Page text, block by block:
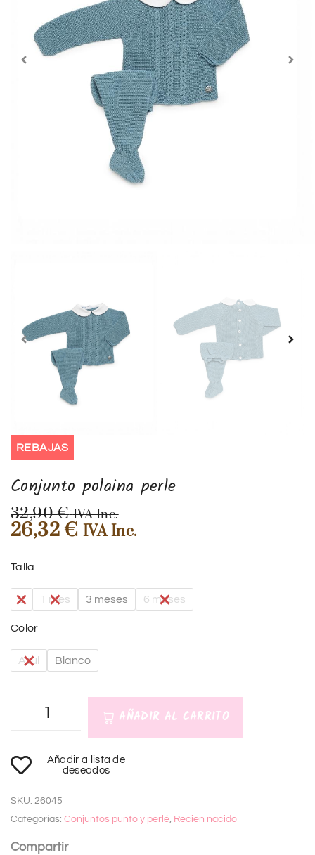
REBAJAS
Conjunto polaina perle
32,90€ IVA Inc.
26,32€ IVA Inc.
Talla
0 1 mes 3 meses 6 meses
Color
Azul Blanco
AÑADIR AL CARRITO
l
e
r
n
Añadir a lista de
deseados
SKU: 26045
Categorías: Conjuntos punto y perlé, Recien nacido
Compartir